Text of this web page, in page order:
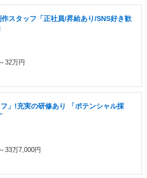
作スタッフ「正社員/昇給あり/SNS好き歓
32万円
フ」!充実の研修あり 「ポテンシャル採
33万7,000円